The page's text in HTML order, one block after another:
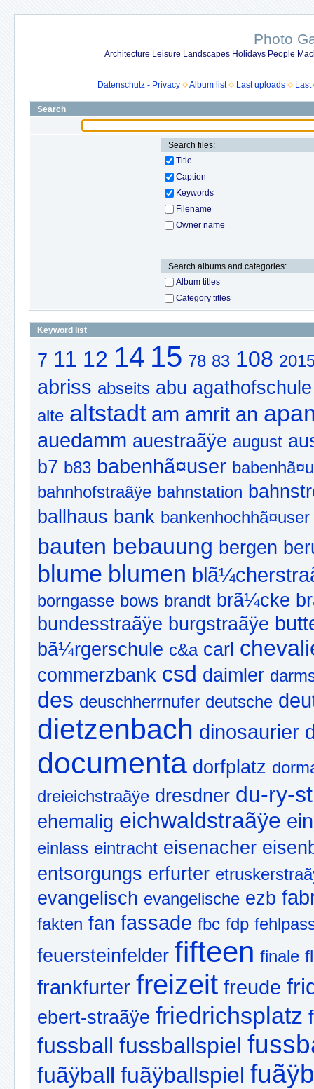
Photo
Architecture Leisure Landscapes Holidays People
Datenschutz - Privacy Album list Last uploads Last
Search
Search files:
Title
Caption
Keywords
Filename
Owner name
Search albums and categories:
Album titles
Category titles
Keyword list
7 11 12 14 15 78 83 108
abriss abseits abu agathofschule
alte altstadt am amrit an
auedamm auestraãÿe august
b7 b83 babenhã¤user
bahnhofstraãÿe bahnstation
ballhaus bank bankenhochhã¤user
bauten bebauung bergen
blume blumen
borngasse bows brandt brã¼cke
bundesstraãÿe burgstraãÿe
bã¼rgerschule c&a carl
commerzbank csd daimler
des deuschherrnufer deutsche
dietzenbach dinosaurier
documenta dorfplatz
dreieichstraãÿe dresdner du-ry-
ehemalig eichwaldstraãÿe
einlass eintracht eisenacher
entsorgungs erfurter
evangelisch evangelische ezb
fakten fan fassade fbc fdp
feuersteinfelder fifteen finale
frankfurter freizeit freude
ebert-straãÿe friedrichsplatz
fussball fussballspiel
fuãÿball fuãÿballspiel